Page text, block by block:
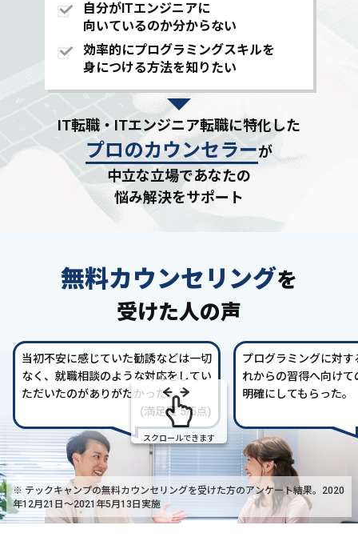
自分がITエンジニアに
向いているのか分からない
効率的にプログラミングスキルを
身につける方法を知りたい
IT転職・ITエンジニア転職に特化した
プロのカウンセラーが
中立な立場であなたの
悩み解決をサポート
無料カウンセリングを
受けた人の声
当初不安に感じていた勧誘などは一切
なく、就職相談のような対応をしてい
ただいたのがありがたかった。
(満足度 5/5点)
プログラミングに対
れからの習得へ向け
明確にしてもらった。
スクロールできます
※ テックキャンプの無料カウンセリングを受けた方のアンケート結果。2020
年12月21日〜2021年5月13日実施